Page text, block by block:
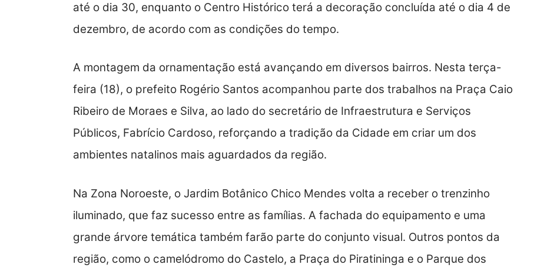
até o dia 30, enquanto o Centro Histórico terá a decoração concluída até o dia 4 de
dezembro, de acordo com as condições do tempo.
A montagem da ornamentação está avançando em diversos bairros. Nesta terça-
feira (18), o prefeito Rogério Santos acompanhou parte dos trabalhos na Praça Caio
Ribeiro de Moraes e Silva, ao lado do secretário de Infraestrutura e Serviços
Públicos, Fabrício Cardoso, reforçando a tradição da Cidade em criar um dos
ambientes natalinos mais aguardados da região.
Na Zona Noroeste, o Jardim Botânico Chico Mendes volta a receber o trenzinho
iluminado, que faz sucesso entre as famílias. A fachada do equipamento e uma
grande árvore temática também farão parte do conjunto visual. Outros pontos da
região, como o camelódromo do Castelo, a Praça do Piratininga e o Parque dos